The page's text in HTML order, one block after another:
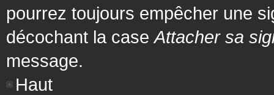
pourrez toujours empêcher une
décochant la caseAttacher sa
message.
Haut